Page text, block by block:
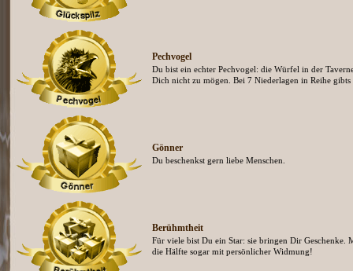
Pechvogel
Du bist ein echter Pechvogel: die Würfel in der
Dich nicht zu mögen. Bei 7 Niederlagen in Reihe gibts
Gönner
Du beschenkst gern liebe Menschen.
Berühmtheit
Für viele bist Du ein Star: sie bringen Dir Geschenke.
die Hälfte sogar mit persönlicher Widmung!